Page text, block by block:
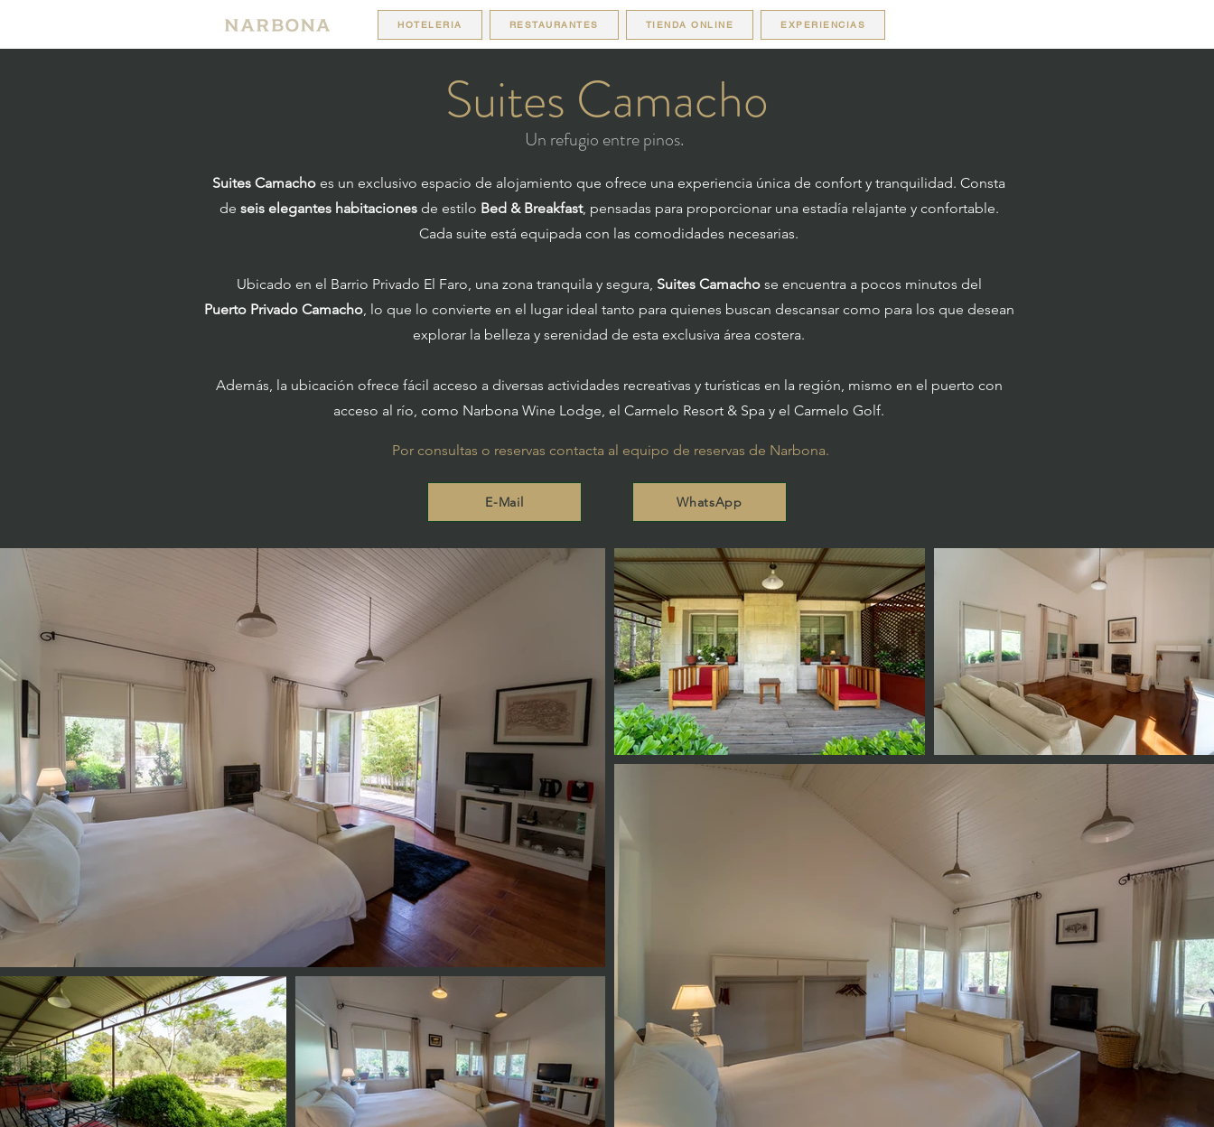
HOTELERIA RESTAURANTES TIENDA ONLINE EXPERIENCIAS
Suites Camacho
Un refugio entre pinos.
Suites Camacho es un exclusivo espacio de alojamiento que ofrece una experiencia única de confort y tranquilidad. Consta
de seis elegantes habitacionesde estilo Bed & Breakfast, pensadas para proporcionar una estadía relajante y confortable.
Cada suite está equipada con las comodidades necesarias.
Ubicado en el Barrio Privado El Faro, una zona tranquila y segura, Suites Camachose encuentra a pocos minutos del
Puerto Privado Camacho, lo que lo convierte en el lugar ideal tanto para quienes buscan descansar como para los que desean
explorar la belleza y serenidad de esta exclusiva área costera.
Además, la ubicación ofrece fácil acceso a diversas actividades recreativas y turísticas en la región, mismo en el puerto con
acceso al río, como Narbona Wine Lodge, el Carmelo Resort & Spa y el Carmelo Golf.
Por consultas o reservas contacta al equipo de reservas de Narbona.
E-Mail WhatsApp